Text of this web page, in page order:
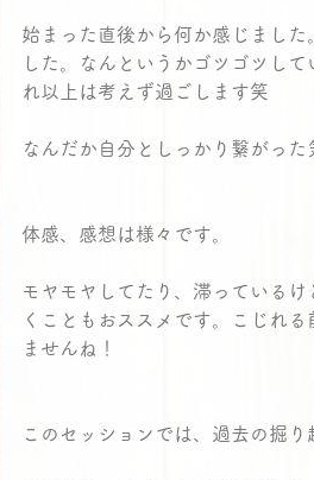
始まった直後から何か感じまし
した。なんというかゴツゴツし
れ以上は考えず過ごします笑
なんだか自分としっかり繋がった
体感、感想は様々です。
モヤモヤしてたり、滞っている
くこともおススメです。こじれ
ませんね！
このセッションでは、過去の掘り